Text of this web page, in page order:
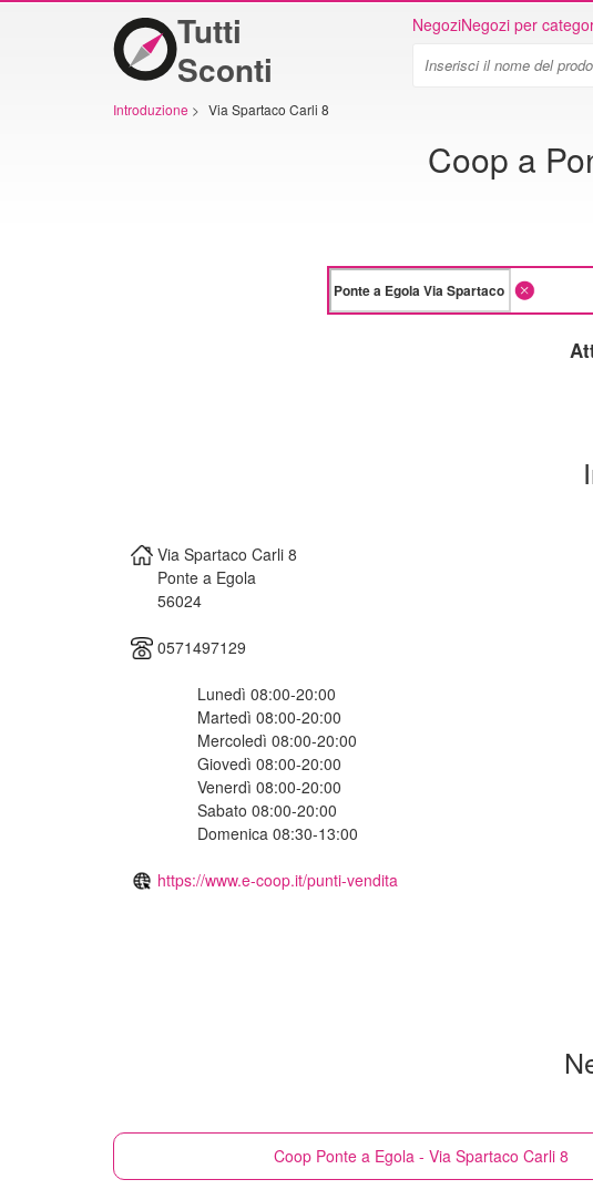
Tutti
Sconti
NegoziNegozi per
Introduzione > Via Spartaco Carli 8
Coop a
Via Spartaco Carli 8
Ponte a Egola
56024
0571497129
Lunedì 08:00-20:00
Martedì 08:00-20:00
Mercoledì 08:00-20:00
Giovedì 08:00-20:00
Venerdì 08:00-20:00
Sabato 08:00-20:00
Domenica 08:30-13:00
https://www.e-coop.it/punti-vendita
Coop Ponte a Egola - Via Spartaco Carli 8